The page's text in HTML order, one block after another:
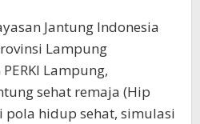
Jantung Indonesia
Lampung
Lampung,
sehat remaja (Hip
pola hidup sehat, simulasi